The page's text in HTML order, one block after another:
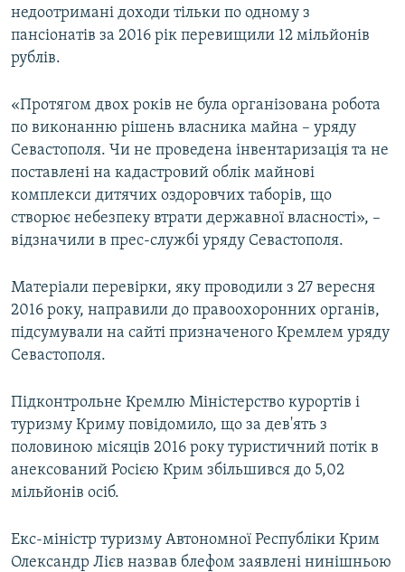
недоотримані доходи тільки по одному з
пансіонатів за 2016 рік перевищили 12 мільйонів
рублів.
«Протягом двох років не була організована робота
по виконанню рішень власника майна – уряду
Севастополя. Чи не проведена інвентаризація та не
поставлені на кадастровий облік майнові
комплекси дитячих оздоровчих таборів, що
створює небезпеку втрати державної власності», –
відзначили в прес-службі уряду Севастополя.
Матеріали перевірки, яку проводили з 27 вересня
2016 року, направили до правоохоронних органів,
підсумували на сайті призначеного Кремлем уряду
Севастополя.
Підконтрольне Кремлю Міністерство курортів і
туризму Криму повідомило, що за дев'ять з
половиною місяців 2016 року туристичний потік в
анексований Росією Крим збільшився до 5,02
мільйонів осіб.
Екс-міністр туризму Автономної Республіки Крим
Олександр Лієв назвав блефом заявлені нинішньою